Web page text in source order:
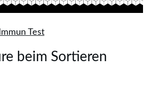
Test
beim Sortieren